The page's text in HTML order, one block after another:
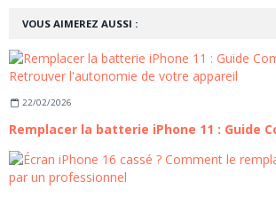
VOUS AIMEREZ AUSSI :
22/02/2026